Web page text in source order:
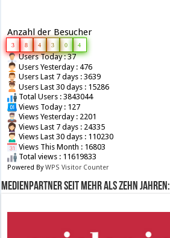
Anzahl der Besucher
3 8 4 3 0 4
Users Today : 37
Users Yesterday : 476
Users Last 7 days : 3639
Users Last 30 days : 15286
Total Users : 3843044
Views Today : 127
Views Yesterday : 2201
Views Last 7 days : 24335
Views Last 30 days : 110230
Views This Month : 16803
Total views : 11619833
Powered ByWPS Visitor Counter
Medienpartner seit mehr als zehn Jahren: